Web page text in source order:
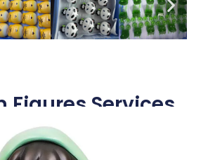
Figures Services